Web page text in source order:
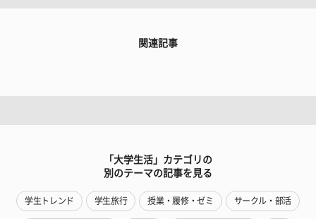
関連記事
「大学生活」カテゴリの
別のテーマの記事を見る
学生トレンド 学生旅行 授業・履修・ゼミ サークル・部活